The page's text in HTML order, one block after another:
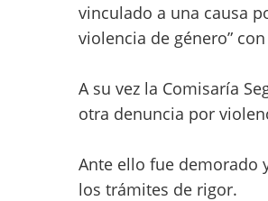
vinculado a una causa
violencia de género”
A su vez la Comisaría
otra denuncia por
Ante ello fue demorado
los trámites de rigor.